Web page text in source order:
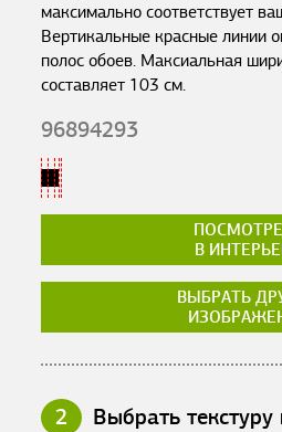
максимально соответствует
Вертикальные красные линии
полос обоев. Максиальная
составляет 103 см.
96894293
В
ВЫБРАТЬ
2 Выбрать